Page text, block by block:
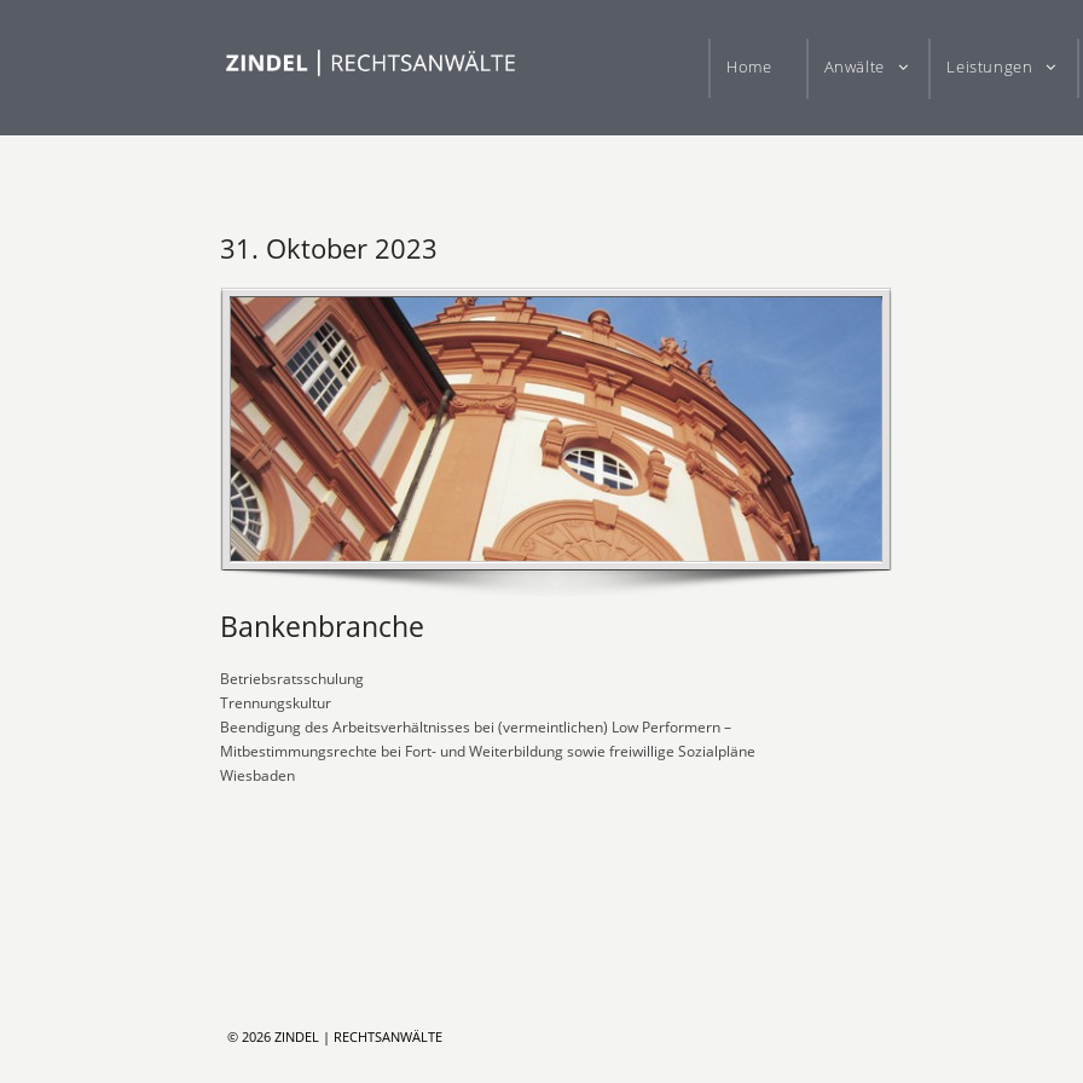
Home Anwälte Leistungen
31. Oktober 2023
Bankenbranche
Betriebsratsschulung
Trennungskultur
Beendigung des Arbeitsverhältnisses bei (vermeintlichen) Low Performern –
Mitbestimmungsrechte bei Fort- und Weiterbildung sowie freiwillige Sozialpläne
Wiesbaden
© 2026 ZINDEL | RECHTSANWÄLTE